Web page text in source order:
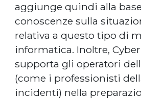
aggiunge quindi alla
conoscenze sulla
relativa a questo tipo di
informatica. Inoltre,
supporta gli operatori
(come i professionisti
incidenti) nella